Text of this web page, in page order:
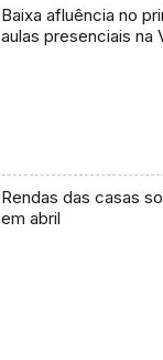
Baixa afluência no
aulas presenciais na
Rendas das casas
em abril